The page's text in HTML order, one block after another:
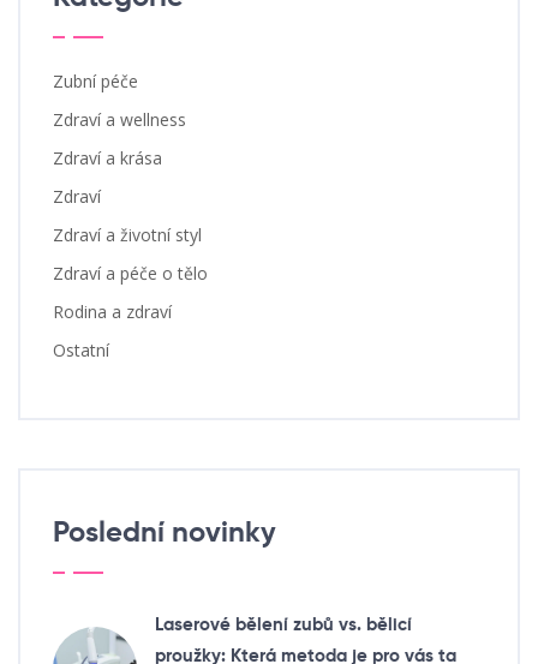
Zubní péče
Zdraví a wellness
Zdraví a krása
Zdraví
Zdraví a životní styl
Zdraví a péče o tělo
Rodina a zdraví
Ostatní
Poslední novinky
Laserové bělení zubů vs. bělicí
proužky: Která metoda je pro vás ta